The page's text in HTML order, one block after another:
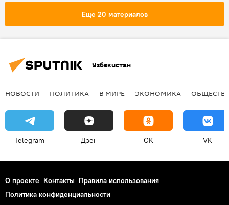
Еще 20 материалов
Узбекистан
НОВОСТИ ПОЛИТИКА В МИРЕ ЭКОНОМИКА
Telegram Дзен OK VK
О проекте Контакты Правила использования
Политика конфиденциальности